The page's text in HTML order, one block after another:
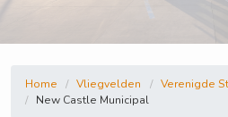
Home Vliegvelden
Verenigde
New Castle Municipal